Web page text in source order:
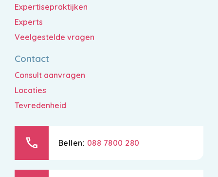
Expertisepraktijken
Experts
Veelgestelde vragen
Contact
Consult aanvragen
Locaties
Tevredenheid
call Bellen: 088 7800 280